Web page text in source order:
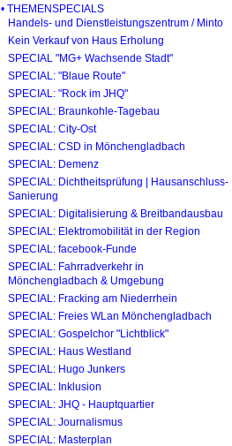
• THEMENSPECIALS
Handels- und Dienstleistungszentrum / Minto
Kein Verkauf von Haus Erholung
SPECIAL "MG+ Wachsende Stadt"
SPECIAL: "Blaue Route"
SPECIAL: "Rock im JHQ"
SPECIAL: Braunkohle-Tagebau
SPECIAL: City-Ost
SPECIAL: CSD in Mönchengladbach
SPECIAL: Demenz
SPECIAL: Dichtheitsprüfung | Hausanschluss-
Sanierung
SPECIAL: Digitalisierung & Breitbandausbau
SPECIAL: Elektromobilität in der Region
SPECIAL: facebook-Funde
SPECIAL: Fahrradverkehr in
Mönchengladbach & Umgebung
SPECIAL: Fracking am Niederrhein
SPECIAL: Freies WLan Mönchengladbach
SPECIAL: Gospelchor "Lichtblick"
SPECIAL: Haus Westland
SPECIAL: Hugo Junkers
SPECIAL: Inklusion
SPECIAL: JHQ - Haupt­quartier
SPECIAL: Journalismus
SPECIAL: Masterplan